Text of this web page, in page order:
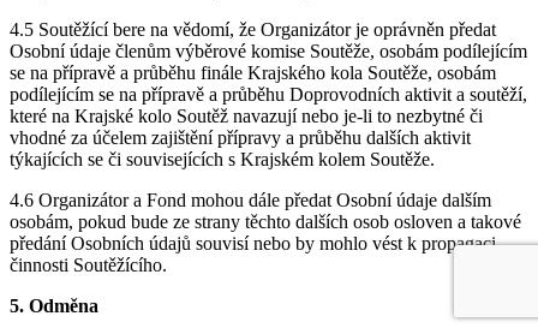
4.5 Soutěžící bere na vědomí, že Organizátor je oprávněn předat
Osobní údaje členům výběrové komise Soutěže, osobám podílejícím
se na přípravě a průběhu finále Krajského kola Soutěže, osobám
podílejícím se na přípravě a průběhu Doprovodních aktivit a soutěží,
které na Krajské kolo Soutěž navazují nebo je-li to nezbytné či
vhodné za účelem zajištění přípravy a průběhu dalších aktivit
týkajících se či souvisejících s Krajském kolem Soutěže.
4.6 Organizátor a Fond mohou dále předat Osobní údaje dalším
osobám, pokud bude ze strany těchto dalších osob osloven a takové
předání Osobních údajů souvisí nebo by mohlo vést k propagaci
činnosti Soutěžícího.
5. Odměna